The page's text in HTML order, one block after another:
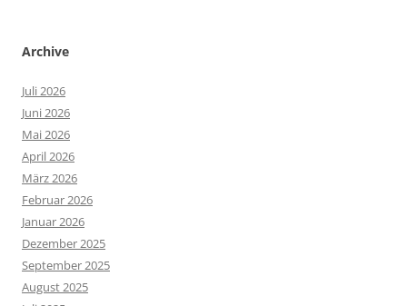
Archive
Juli 2026
Juni 2026
Mai 2026
April 2026
März 2026
Februar 2026
Januar 2026
Dezember 2025
September 2025
August 2025